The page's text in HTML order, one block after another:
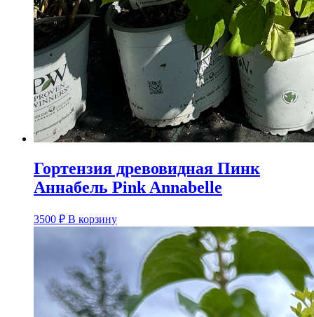
Гортензия древовидная Пинк
Аннабель Pink Annabelle
3500 ₽ В корзину